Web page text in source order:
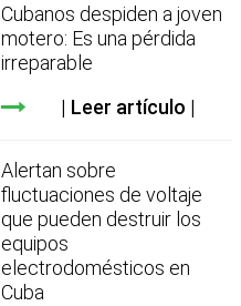
Cubanos despiden a joven
motero: Es una pérdida
irreparable
Leer artículo
Alertan sobre
fluctuaciones de voltaje
que pueden destruir los
equipos
electrodomésticos en
Cuba